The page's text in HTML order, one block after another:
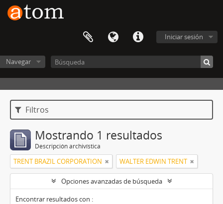
Iniciar sesión
Navegar
Filtros
Mostrando 1 resultados
Descripción archivística
TRENT BRAZIL CORPORATION WALTER EDWIN TRENT
Opciones avanzadas de búsqueda
Encontrar resultados con :